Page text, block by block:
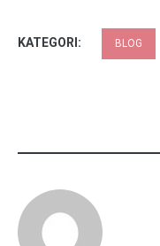
KATEGORI: BLOG